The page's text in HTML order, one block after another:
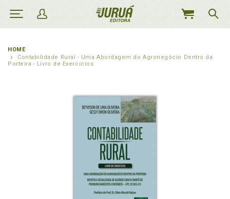
MEU
HOME
Contabilidade Rural - Uma Abordagem do Agronegócio Dentro da
Porteira - Livro de Exercícios